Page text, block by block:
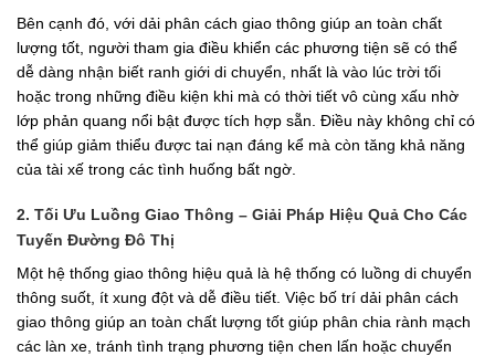
Bên cạnh đó, với dải phân cách giao thông giúp an toàn chất
lượng tốt, người tham gia điều khiển các phương tiện sẽ có thể
dễ dàng nhận biết ranh giới di chuyển, nhất là vào lúc trời tối
hoặc trong những điều kiện khi mà có thời tiết vô cùng xấu nhờ
lớp phản quang nổi bật được tích hợp sẵn. Điều này không chỉ có
thể giúp giảm thiểu được tai nạn đáng kể mà còn tăng khả năng
của tài xế trong các tình huống bất ngờ.
2. Tối Ưu Luồng Giao Thông – Giải Pháp Hiệu Quả Cho Các
Tuyến Đường Đô Thị
Một hệ thống giao thông hiệu quả là hệ thống có luồng di chuyển
thông suốt, ít xung đột và dễ điều tiết. Việc bố trí dải phân cách
giao thông giúp an toàn chất lượng tốt giúp phân chia rành mạch
các làn xe, tránh tình trạng phương tiện chen lấn hoặc chuyển